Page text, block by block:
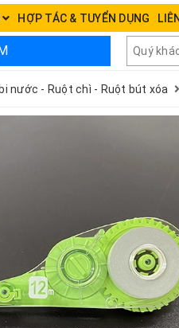
HỢP TÁC & TUYỂN DỤNG
nước - Ruột chì - Ruột bút xóa